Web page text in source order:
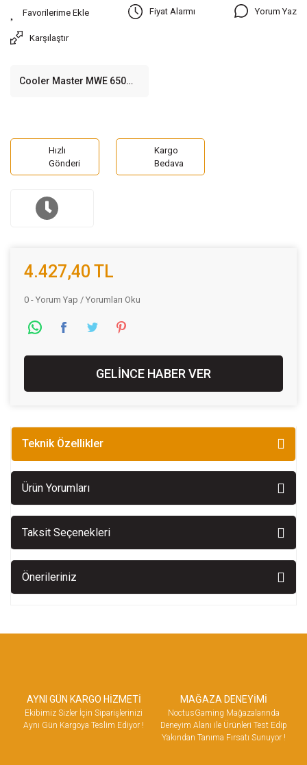
Fiyat Alarmı Yorum Yaz
Karşılaştır
Cooler Master MWE 650W
Hızlı
Gönderi
Kargo
Bedava
4.427,40 TL
0 - Yorum Yap / Yorumları Oku
GELİNCE HABER VER
Teknik Özellikler
Ürün Yorumları
Taksit Seçenekleri
Önerileriniz
AYNI GÜN KARGO HİZMETİ
Ekibimiz Sizler İçin Siparişlerinizi
Aynı Gün Kargoya Teslim Ediyor !
MAĞAZA DENEYİMİ
NoctusGaming Mağazalarında
Deneyim Alanı ile Ürünleri Test Edip
Yakından Tanıma Fırsatı Sunuyor !